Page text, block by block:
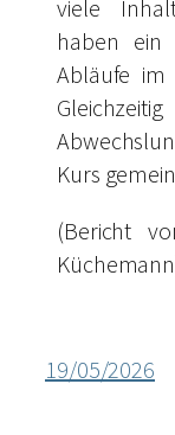
viele
haben ein
Abläufe im
Kurs
(Bericht
19/05/2026